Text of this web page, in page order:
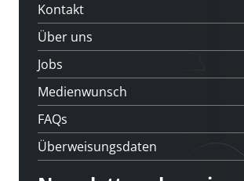
Kontakt
Über uns
Jobs
Medienwunsch
FAQs
Überweisungsdaten